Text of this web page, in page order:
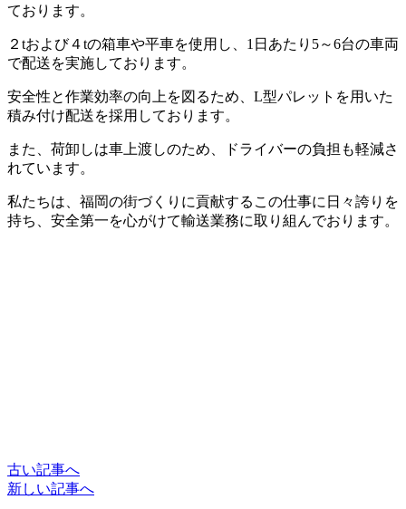
ております。
２tおよび４tの箱車や平車を使用し、1日あたり5～6台の車両
で配送を実施しております。
安全性と作業効率の向上を図るため、L型パレットを用いた
積み付け配送を採用しております。
また、荷卸しは車上渡しのため、ドライバーの負担も軽減さ
れています。
私たちは、福岡の街づくりに貢献するこの仕事に日々誇りを
持ち、安全第一を心がけて輸送業務に取り組んでおります。
古い記事へ
新しい記事へ